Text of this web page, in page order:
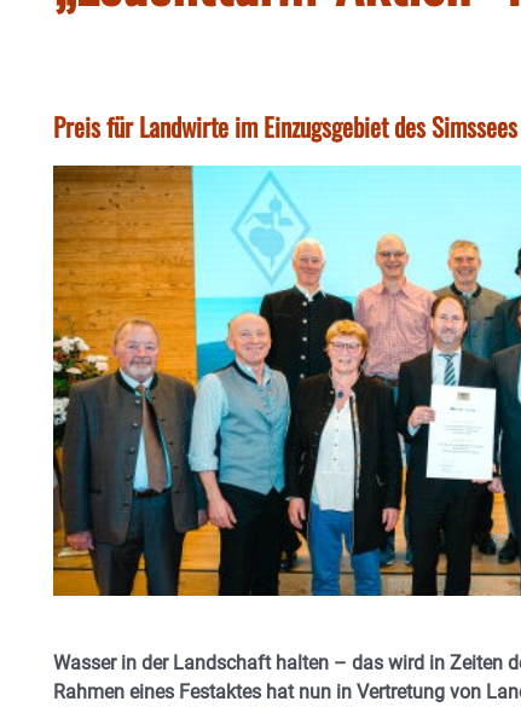
Preis für Landwirte im Einzugsgebiet des
Wasser in der Landschaft halten – das wird in Zeiten
Rahmen eines Festaktes hat nun in Vertretung von